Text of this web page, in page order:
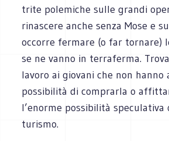
trite polemiche sulle grandi
rinascere anche senza Mose e
occorre fermare (o far tornare)
se ne vanno in terraferma.
lavoro ai giovani che non hanno
possibilità di comprarla o
l’enorme possibilità
turismo.